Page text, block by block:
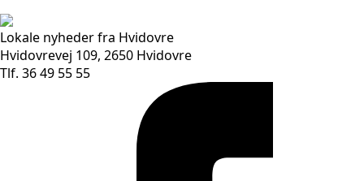
Lokale nyheder fra Hvidovre
Hvidovrevej 109, 2650 Hvidovre
Tlf. 36 49 55 55